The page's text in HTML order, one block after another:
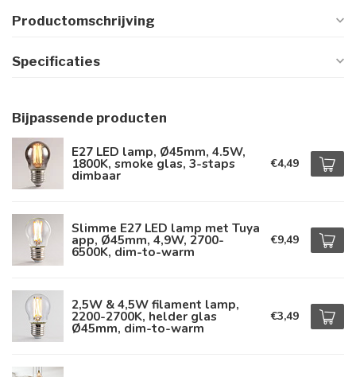
Productomschrijving
Specificaties
Bijpassende producten
E27 LED lamp, Ø45mm, 4.5W,
1800K, smoke glas, 3-staps
dimbaar
€4,49
Slimme E27 LED lamp met Tuya
app, Ø45mm, 4,9W, 2700-
6500K, dim-to-warm
€9,49
2,5W & 4,5W filament lamp,
2200-2700K, helder glas
Ø45mm, dim-to-warm
€3,49